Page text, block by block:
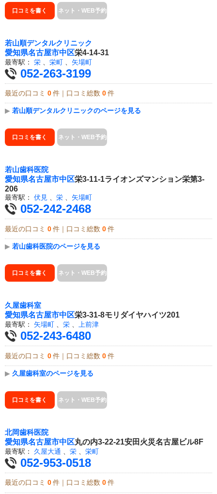
口コミを書く ネット・WEB予約
若山順デンタルクリニック
愛知県名古屋市中区栄4-14-31
最寄駅： 栄 栄町 矢場町
052-263-3199
最近の口コミ 0 件｜口コミ総数 0 件
▶ 若山順デンタルクリニックのページを見る
口コミを書く ネット・WEB予約
若山歯科医院
愛知県名古屋市中区栄3-11-1ライオンズマンション栄第3-
206
最寄駅： 伏見 、 栄 、 矢場町
052-242-2468
最近の口コミ 0 件｜口コミ総数 0 件
▶ 若山歯科医院のページを見る
口コミを書く ネット・WEB予約
久屋歯科室
愛知県名古屋市中区栄3-31-8モリダイヤハイツ201
最寄駅： 矢場町 、 栄 、 上前津
052-243-6480
最近の口コミ 0 件｜口コミ総数 0 件
▶ 久屋歯科室のページを見る
口コミを書く ネット・WEB予約
北岡歯科医院
愛知県名古屋市中区丸の内3-22-21安田火災名古屋ビル8F
最寄駅： 久屋大通 栄 栄町
052-953-0518
最近の口コミ 0 件｜口コミ総数 0 件